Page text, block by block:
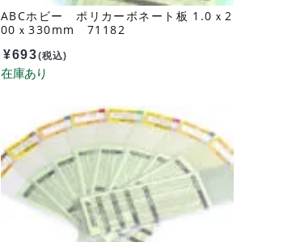
ABCホビー ポリカーボネート板 1.0ｘ2
00ｘ330mm 71182
¥693(税込)